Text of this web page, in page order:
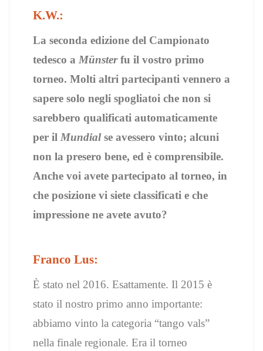
K.W.:
La seconda edizione del Campionato
tedesco a Münsterfu il vostro primo
torneo. Molti altri partecipanti vennero a
sapere solo negli spogliatoi che non si
sarebbero qualificati automaticamente
per il Mundial se avessero vinto; alcuni
non la presero bene, ed è comprensibile.
Anche voi avete partecipato al torneo, in
che posizione vi siete classificati e che
impressione ne avete avuto?
Franco Lus:
È stato nel 2016. Esattamente. Il 2015 è
stato il nostro primo anno importante:
abbiamo vinto la categoria “tango vals”
nella finale regionale. Era il torneo